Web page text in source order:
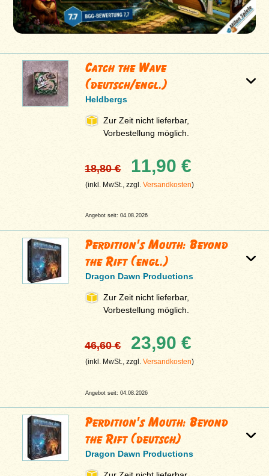
Catch the Wave
(deutsch/engl.)
Heldbergs
Zur Zeit nicht lieferbar,
Vorbestellung möglich.
18,80 € 11,90 €
(inkl. MwSt., zzgl.Versandkosten)
Angebot seit: 04.08.2026
Perdition's Mouth: Beyond
the Rift (engl.)
Dragon Dawn Productions
Zur Zeit nicht lieferbar,
Vorbestellung möglich.
46,60 € 23,90 €
(inkl. MwSt., zzgl.Versandkosten)
Angebot seit: 04.08.2026
Perdition's Mouth: Beyond
the Rift (deutsch)
Dragon Dawn Productions